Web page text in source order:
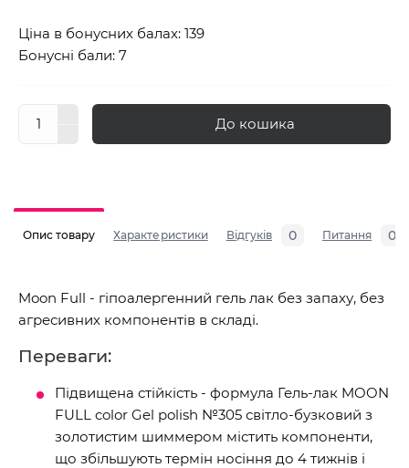
Ціна в бонусних балах: 139
Бонусні бали: 7
До кошика
Опис товару Характеристики Відгуків 0 Питання 0
Moon Full - гіпоалергенний гель лак без запаху, без
агресивних компонентів в складі.
Переваги:
Підвищена стійкість - формула Гель-лак MOON
FULL color Gel polish №305 світло-бузковий з
золотистим шиммером містить компоненти,
що збільшують термін носіння до 4 тижнів і